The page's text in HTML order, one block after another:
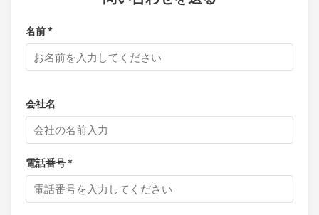
名前 *
会社名
電話番号 *